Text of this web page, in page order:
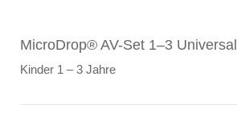
MicroDrop® AV-Set 1–3 Universal
Kinder 1 – 3 Jahre